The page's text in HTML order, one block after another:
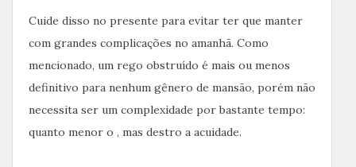
Cuide disso no presente para evitar ter que manter
com grandes complicações no amanhã. Como
mencionado, um rego obstruído é mais ou menos
definitivo para nenhum gênero de mansão, porém não
necessita ser um complexidade por bastante tempo:
quanto menor o , mas destro a acuidade.